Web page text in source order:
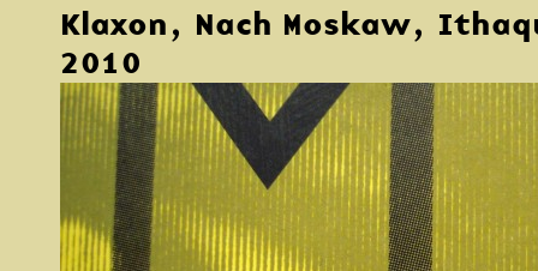
Klaxon, Nach Moskaw,
2010